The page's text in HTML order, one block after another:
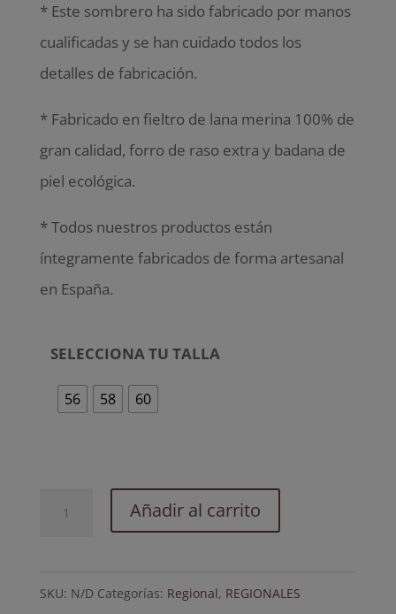
* Este sombrero ha sido fabricado por manos
cualificadas y se han cuidado todos los
detalles de fabricación.
* Fabricado en fieltro de lana merina 100% de
gran calidad, forro de raso extra y badana de
piel ecológica.
* Todos nuestros productos están
íntegramente fabricados de forma artesanal
en España.
SELECCIONA TU TALLA
56 58 60
de
Añadir al carrito
SKU: N/D Categorías: Regional, REGIONALES